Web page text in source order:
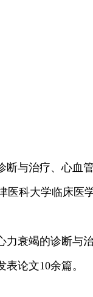
与治疗、心血
大学临床医学
衰竭的诊断与
论文10余篇。